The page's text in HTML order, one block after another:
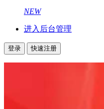
NEW
进入后台管理
登录 快速注册